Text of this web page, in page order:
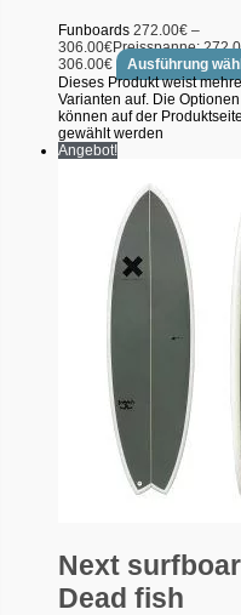
Funboards 272.00€ –
306.00€Preisspanne:
306.00€
Ausführung
Dieses Produkt weist
Varianten auf. Die Optionen
können auf der Produktseite
gewählt werden
Angebot!
Next
Dead fish